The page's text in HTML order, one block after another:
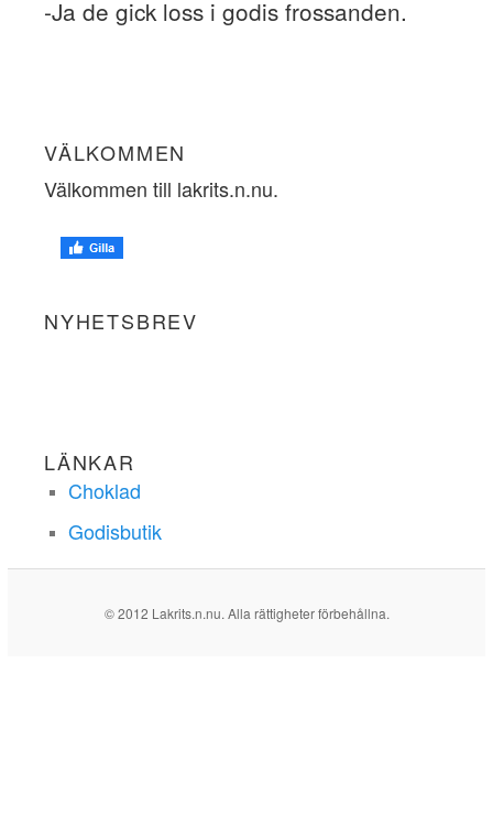
-Ja de gick loss i godis frossanden.
VÄLKOMMEN
Välkommen till lakrits.n.nu.
NYHETSBREV
LÄNKAR
Choklad
Godisbutik
© 2012 Lakrits.n.nu. Alla rättigheter förbehållna.